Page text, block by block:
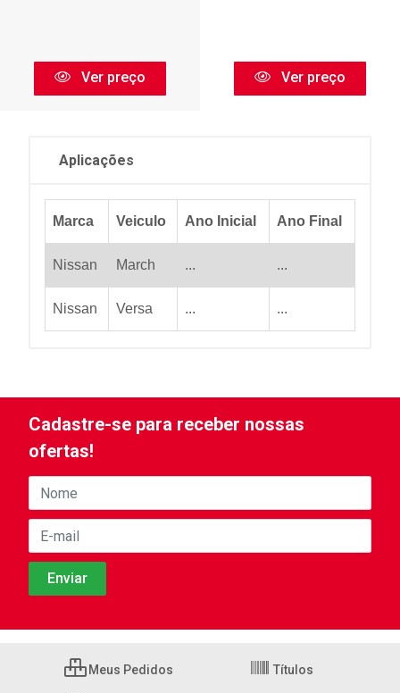
Ver preço Ver preço
Aplicações
Marca Veiculo Ano Inicial Ano Final
Nissan March ... ...
Nissan Versa ... ...
Cadastre-se para receber nossas
ofertas!
Meus Pedidos Títulos